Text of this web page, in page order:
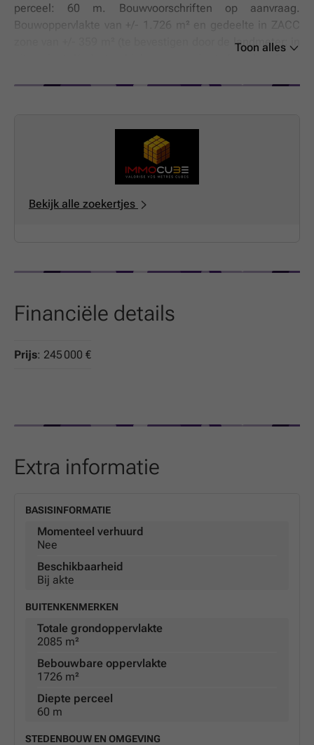
perceel: 60 m. Bouwvoorschriften op aanvraag.
Bouwoppervlakte van +/- 1.726 m² en gedeelte in ZACC
zone van +/- 359 m² (te bevestigen door de landmeter: in
Toon alles
Bekijk alle zoekertjes
Financiële details
Prijs: 245 000 €
Extra informatie
BASISINFORMATIE
Momenteel verhuurd
Nee
Beschikbaarheid
Bij akte
BUITENKENMERKEN
Totale grondoppervlakte
2085 m²
Bebouwbare oppervlakte
1726 m²
Diepte perceel
60 m
STEDENBOUW EN OMGEVING